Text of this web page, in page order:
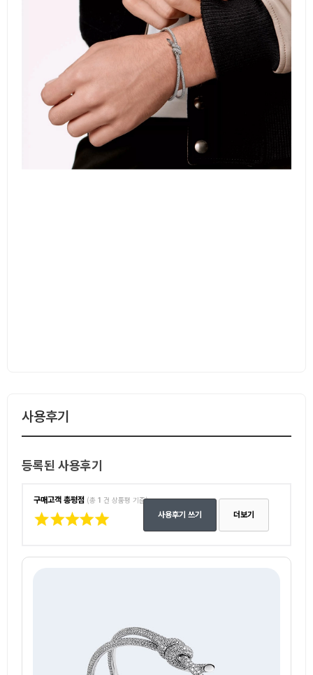
사용후기
등록된 사용후기
구매고객 총평점 (총 1 건 상품평 기준)
사용후기 쓰기 더보기